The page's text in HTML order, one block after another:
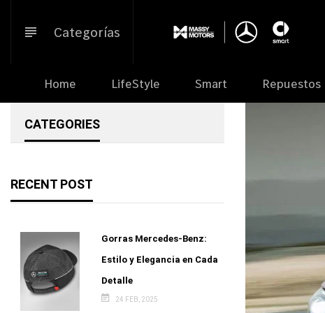
directamenteCategorías
Home LifeStyle Smart Repuestos
CATEGORIES
RECENT POST
Gorras Mercedes-Benz:
Estilo y Elegancia en Cada
Detalle
24 FEB, 2025